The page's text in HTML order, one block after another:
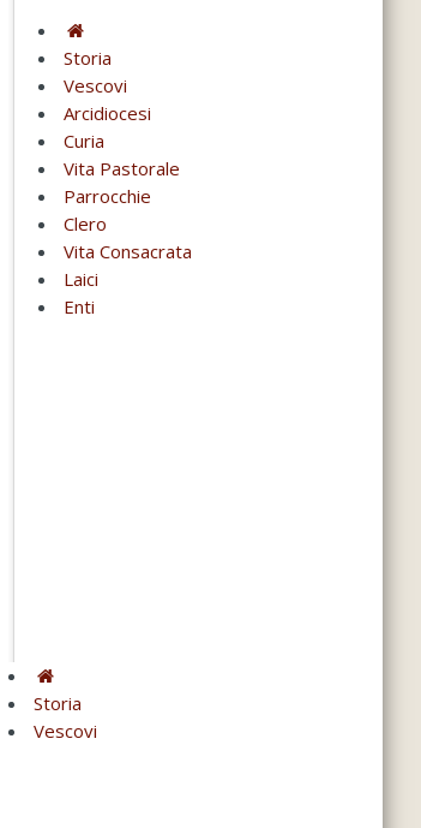
Storia
Vescovi
Arcidiocesi
Curia
Vita Pastorale
Parrocchie
Clero
Vita Consacrata
Laici
Enti
Storia
Vescovi